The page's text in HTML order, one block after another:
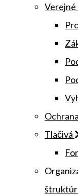
Verejné
Tlačivá